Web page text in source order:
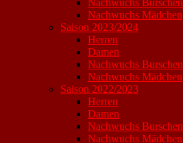
Nachwuchs Burschen
Nachwuchs Mädchen
Saison 2023/2024
Herren
Damen
Nachwuchs Burschen
Nachwuchs Mädchen
Saison 2022/2023
Herren
Damen
Nachwuchs Burschen
Nachwuchs Mädchen